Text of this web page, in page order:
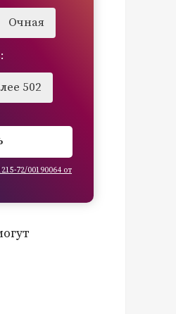
Очная
502
72/00190064 от